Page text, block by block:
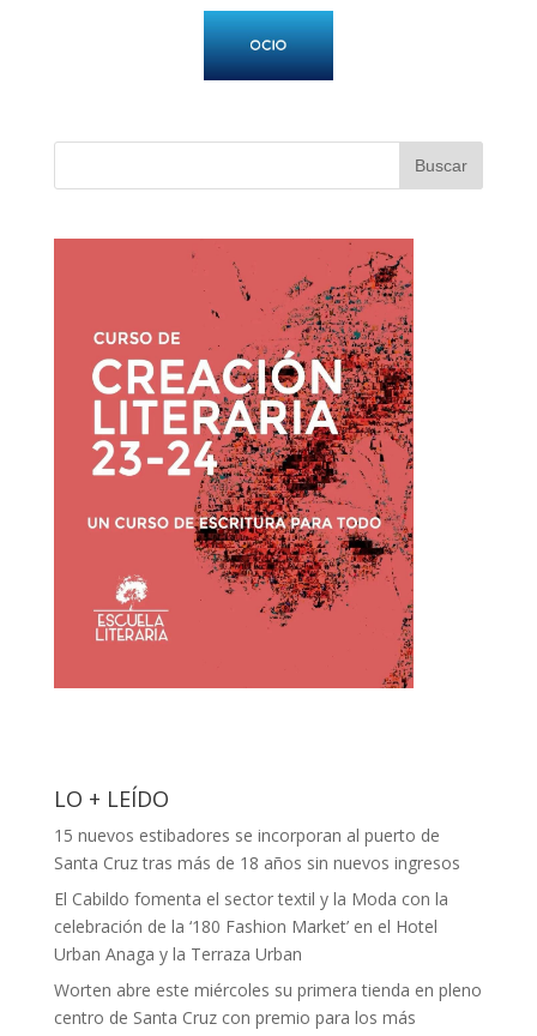
LO + LEÍDO
15 nuevos estibadores se incorporan al puerto de
Santa Cruz tras más de 18 años sin nuevos ingresos
El Cabildo fomenta el sector textil y la Moda con la
celebración de la ‘180 Fashion Market’ en el Hotel
Urban Anaga y la Terraza Urban
Worten abre este miércoles su primera tienda en pleno
centro de Santa Cruz con premio para los más